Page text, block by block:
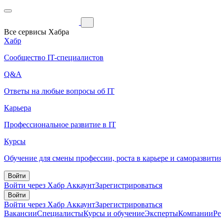
Все сервисы Хабра
Хабр
Сообщество IT-специалистов
Q&A
Ответы на любые вопросы об IT
Карьера
Профессиональное развитие в IT
Курсы
Обучение для смены профессии, роста в карьере и
Войти
Войти через Хабр АккаунтЗарегистрироваться
Войти
Войти через Хабр АккаунтЗарегистрироваться
ВакансииСпециалистыКурсы и обучениеЭкспертыКомпании